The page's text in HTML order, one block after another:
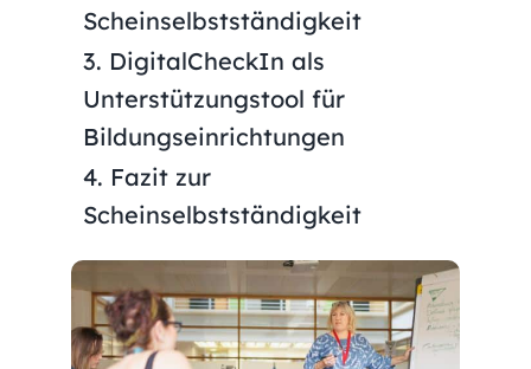
Scheinselbstständigkeit
DigitalCheckIn als
Unterstützungstool für
Bildungseinrichtungen
Fazit zur
Scheinselbstständigkeit